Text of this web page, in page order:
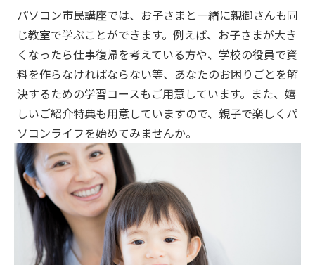
パソコン市民講座では、お子さまと一緒に親御さんも同
じ教室で学ぶことができます。例えば、お子さまが大き
くなったら仕事復帰を考えている方や、学校の役員で資
料を作らなければならない等、あなたのお困りごとを解
決するための学習コースもご用意しています。また、嬉
しいご紹介特典も用意していますので、親子で楽しくパ
ソコンライフを始めてみませんか。